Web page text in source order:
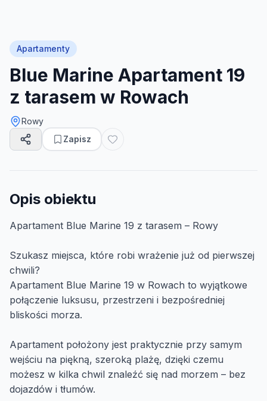
Apartamenty
Blue Marine Apartament 19
z tarasem w Rowach
Rowy
Zapisz
Opis obiektu
Apartament Blue Marine 19 z tarasem – Rowy
Szukasz miejsca, które robi wrażenie już od pierwszej
chwili?
Apartament Blue Marine 19 w Rowach to wyjątkowe
połączenie luksusu, przestrzeni i bezpośredniej
bliskości morza.
Apartament położony jest praktycznie przy samym
wejściu na piękną, szeroką plażę, dzięki czemu
możesz w kilka chwil znaleźć się nad morzem – bez
dojazdów i tłumów.